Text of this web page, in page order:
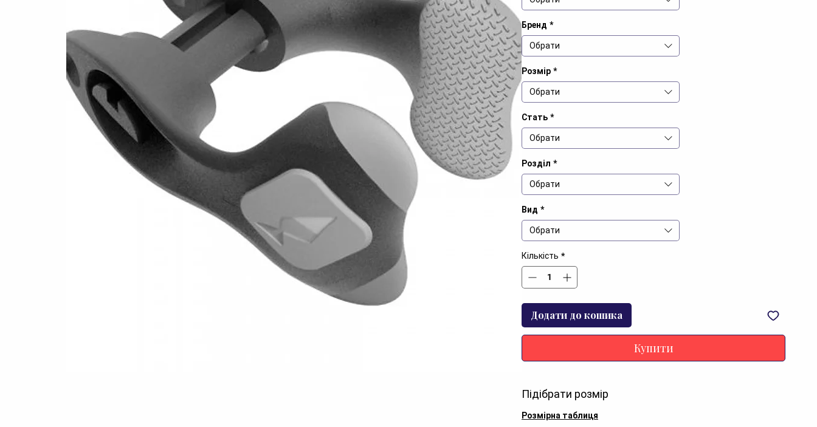
Бренд *
Обрати
Розмір *
Обрати
Стать *
Обрати
Розділ *
Обрати
Вид *
Обрати
Кількість *
Додати до кошика
Купити
Підібрати розмір
Розмірна таблиця